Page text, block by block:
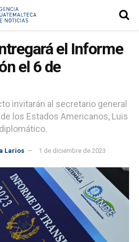
el Informe
el 6 de
invitarán al secretario general
los Estados Americanos, Luis
Larios 1 de diciembre de 2023